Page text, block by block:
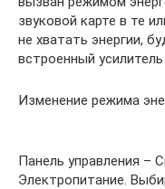
звуковой карте в те
не хватать энергии,
встроенный
Изменение режима
Панель управления –
Электропитание.